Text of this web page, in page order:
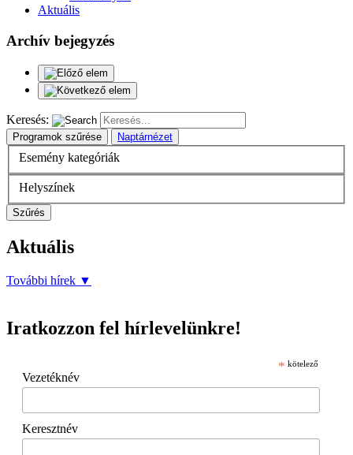
Aktuális
Archív bejegyzés
Keresés:
Programok szűrése Naptárnézet
Esemény kategóriák
Helyszínek
Szűrés
Aktuális
További hírek ▼
Iratkozzon fel hírlevelünkre!
* kötelező
Vezetéknév
Keresztnév